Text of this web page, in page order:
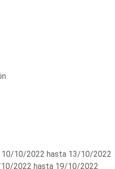
10/10/2022 hasta 13/10/2022
2022 hasta 19/10/2022